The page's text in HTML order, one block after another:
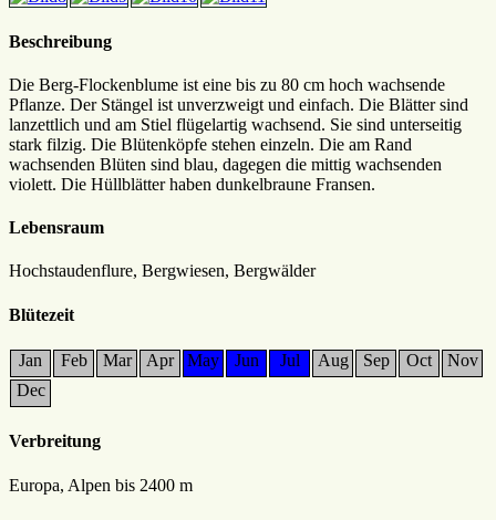
Beschreibung
Die Berg-Flockenblume ist eine bis zu 80 cm hoch wachsende
Pflanze. Der Stängel ist unverzweigt und einfach. Die Blätter sind
lanzettlich und am Stiel flügelartig wachsend. Sie sind unterseitig
stark filzig. Die Blütenköpfe stehen einzeln. Die am Rand
wachsenden Blüten sind blau, dagegen die mittig wachsenden
violett. Die Hüllblätter haben dunkelbraune Fransen.
Lebensraum
Hochstaudenflure, Bergwiesen, Bergwälder
Blütezeit
Jan Feb Mar Apr May Jun Jul Aug Sep Oct
Nov
Dec
Verbreitung
Europa, Alpen bis 2400 m